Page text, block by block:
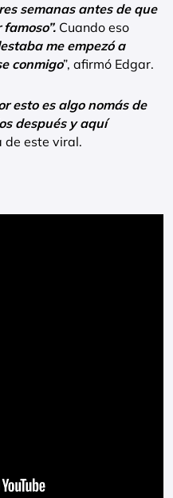
semanas antes de que
Cuando eso
me empezó a
conmigo”, afirmó Edgar.
esto es algo nomás de
después y aquí
de este viral.